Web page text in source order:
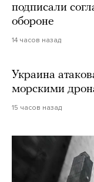
подписали
обороне
14 часов назад
Украина
морскими
15 часов назад